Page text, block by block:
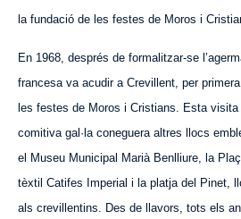
la fundació de les festes de Moros i
En 1968, després de formalitzar-se
francesa va acudir a Crevillent, per
les festes de Moros i Cristians. Esta
comitiva gal·la coneguera altres llocs
el Museu Municipal Marià Benlliure, la
tèxtil Catifes Imperial i la platja del Pinet,
als crevillentins. Des de llavors, tots els